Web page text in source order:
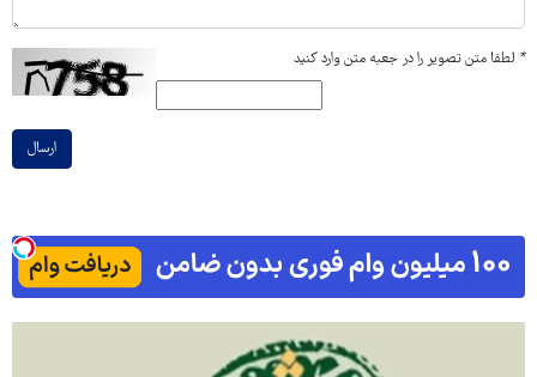
* لطفا متن تصویر را در جعبه متن وارد کنید
ارسال